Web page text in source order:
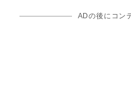
ADの後にコン